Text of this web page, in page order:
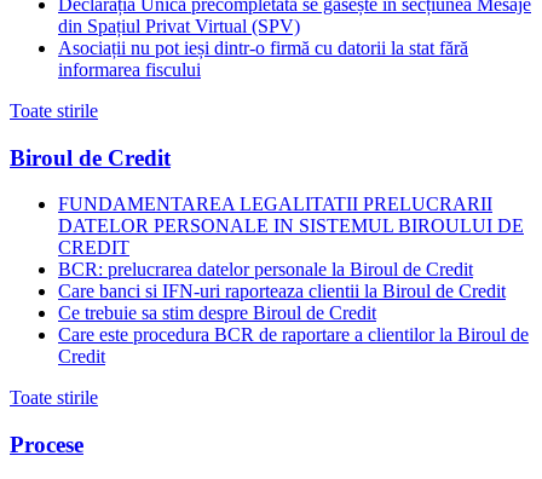
din Spațiul Privat Virtual (SPV)
Asociații nu pot ieși dintr-o firmă cu datorii la stat fără
informarea fiscului
Toate stirile
Biroul de Credit
FUNDAMENTAREA LEGALITATII PRELUCRARII
DATELOR PERSONALE IN SISTEMUL BIROULUI DE
CREDIT
BCR: prelucrarea datelor personale la Biroul de Credit
Care banci si IFN-uri raporteaza clientii la Biroul de Credit
Ce trebuie sa stim despre Biroul de Credit
Care este procedura BCR de raportare a clientilor la Biroul de
Credit
Toate stirile
Procese